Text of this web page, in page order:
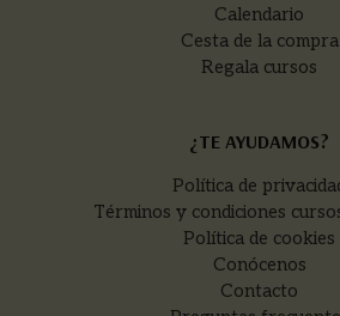
Calendario
Cesta de la compra
Regala cursos
¿TE AYUDAMOS?
Política de
Términos y condiciones
Política de cookies
Conócenos
Contacto